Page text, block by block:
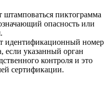
пиктограмма
опасность или
идентификационный номер
если указанный орган
контроля и это
сертификации.